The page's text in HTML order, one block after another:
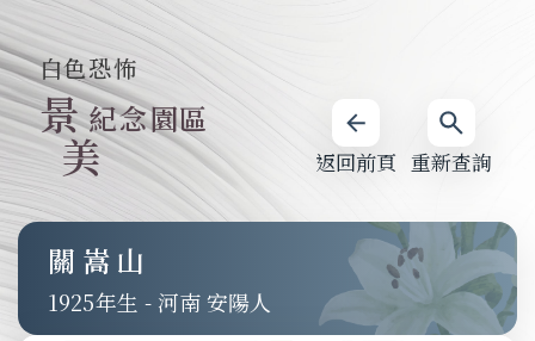
重新查詢
返回前頁
白色恐怖
景
美
紀念園區
關嵩山
1925 - 河南 安陽人